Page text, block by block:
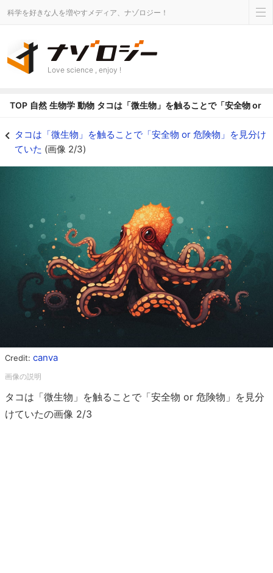
科学を好きな人を増やすメディア、ナゾロジー！
Love science , enjoy !
TOP 自然 生物学 動物 タコは「微生物」を触ることで「安全物 or
タコは「微生物」を触ることで「安全物 or 危険物」を見分け
ていた (画像 2/3)
Credit: canva
タコは「微生物」を触ることで「安全物 or 危険物」を見分
けていたの画像 2/3